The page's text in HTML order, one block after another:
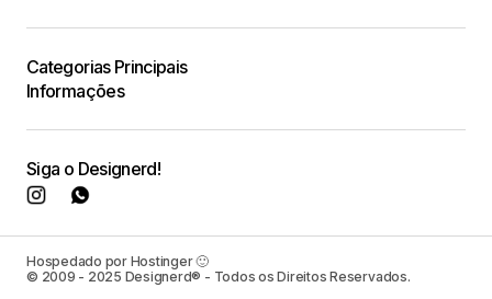
Categorias Principais
Informações
Siga o Designerd!
Hospedado por Hostinger 🙂
© 2009 - 2025 Designerd® - Todos os Direitos Reservados.